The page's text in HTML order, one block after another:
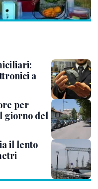
a
per
giorno del
il lento